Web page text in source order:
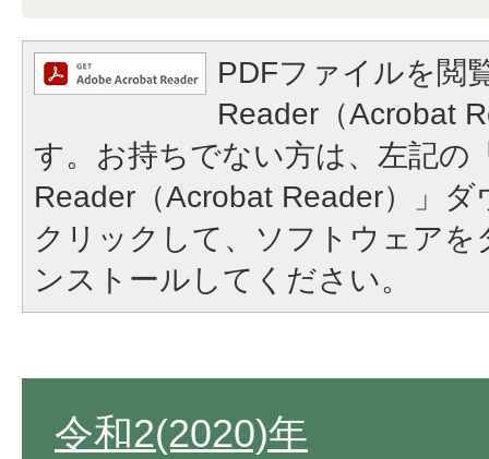
PDFファイルを閲
Reader（Acrobat
す。お持ちでない方は、左記の
Reader（Acrobat Reader）」
クリックして、ソフトウェア
ンストールしてください。
令和2(2020)年